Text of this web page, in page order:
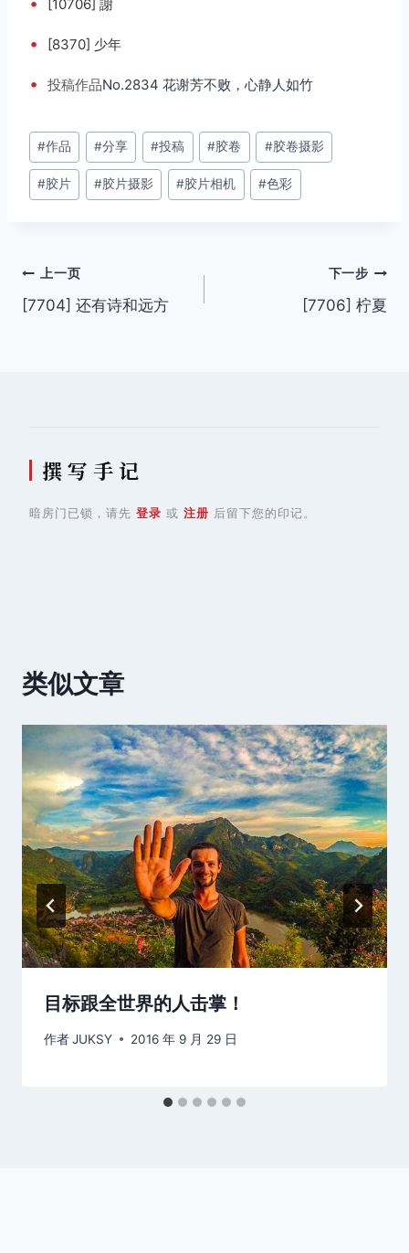
[10706] 謝
• [8370] 少年
• 投稿作品No.2834 花谢芳不败，心静人如竹
文
章
标
#作品 #分享 #投稿 #胶卷 #胶卷摄影
#胶片 #胶片摄影 #胶片相机 #色彩
文
章
上一页
[7704] 还有诗和远方
下一步
[7706] 柠夏
撰 写 手 记
暗房门已锁，请先 登录 或 注册 后留下您的印记。
类似文章
目标跟全世界的人击掌！
作者JUKSY 2016 年 9 月 29 日